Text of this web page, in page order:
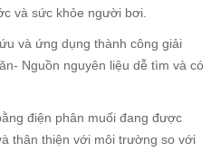
và sức khỏe người bơi.
và ứng dụng thành công giải
Nguồn nguyên liệu dễ tìm và có
điện phân muối đang được
thân thiện với môi trường so với